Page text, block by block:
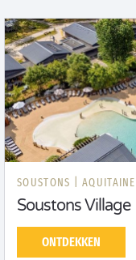
SOUSTONS | AQUITAINE
Soustons Village
ONTDEKKEN